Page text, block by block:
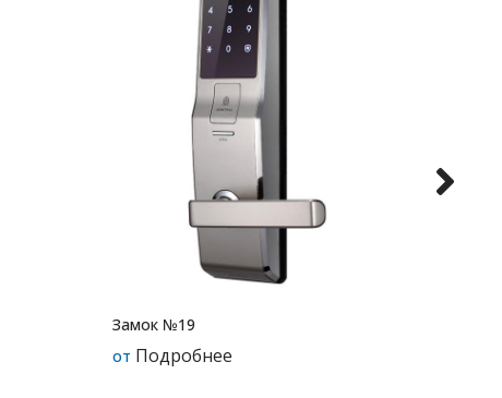
Замок №19
от Подробнее